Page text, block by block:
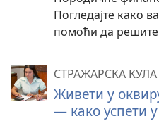
Погледајте како
помоћи да
СТРАЖАРСКА КУЛА
Живети у
— како успети